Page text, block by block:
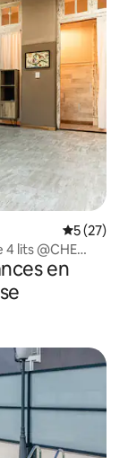
5 (27)
lits @CHE
en